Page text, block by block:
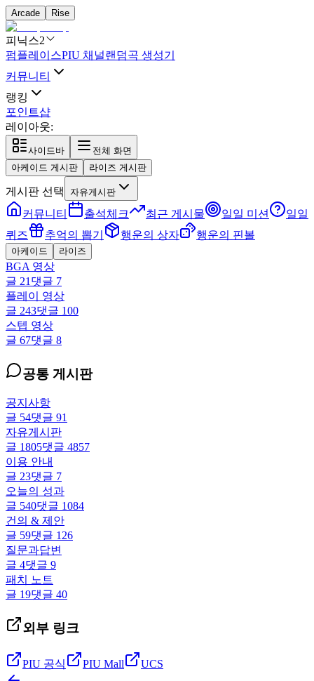
Arcade Rise
피닉스2
펌플레이스PIU 채널랜덤곡 생성기
커뮤니티
랭킹
포인트샵
레이아웃:
사이드바
전체 화면
아케이드 게시판
라이즈 게시판
게시판 선택 자유게시판
커뮤니티 출석체크 최근 게시물 일일 미션
일일
퀴즈
추억의 뽑기 행운의 상자 행운의 핀볼
아케이드 라이즈
BGA 영상
글 21 댓글 7
플레이 영상
글 243댓글 100
스텝 영상
글 67댓글 8
공통 게시판
공지사항
글 54댓글 91
자유게시판
글 1805댓글 4857
이용 안내
글 23댓글 7
오늘의 성과
글 540댓글 1084
건의 & 제안
글 59댓글 126
질문과답변
글 4댓글 9
패치 노트
글 19댓글 40
외부 링크
PIU 공식 PIU Mall UCS